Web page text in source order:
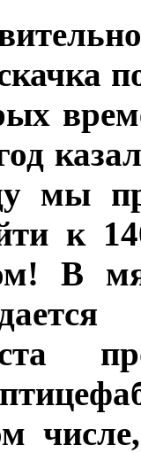
мы
к
В